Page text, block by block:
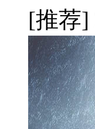
[推荐]